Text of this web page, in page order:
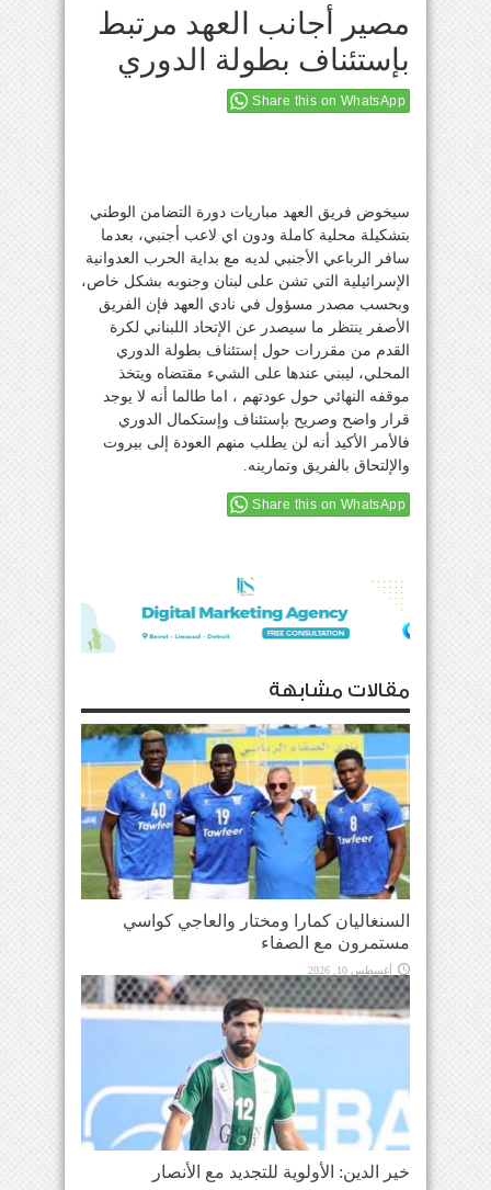
مصير أجانب العهد مرتبط
بإستئناف بطولة الدوري
Share this on WhatsApp
سيخوض فريق العهد مباريات دورة التضامن الوطني
بتشكيلة محلية كاملة ودون اي لاعب أجنبي، بعدما
سافر الرباعي الأجنبي لديه مع بداية الحرب العدوانية
الإسرائيلية التي تشن على لبنان وجنوبه بشكل خاص،
وبحسب مصدر مسؤول في نادي العهد فإن الفريق
الأصفر ينتظر ما سيصدر عن الإتحاد اللبناني لكرة
القدم من مقررات حول إستئناف بطولة الدوري
المحلي، ليبني عندها على الشيء مقتضاه ويتخذ
موقفه النهائي حول عودتهم ، اما طالما أنه لا يوجد
قرار واضح وصريح بإستئناف وإستكمال الدوري
فالأمر الأكيد أنه لن يطلب منهم العودة إلى بيروت
والإلتحاق بالفريق وتمارينه.
Share this on WhatsApp
مقالات مشابهة
السنغاليان كمارا ومختار والعاجي كواسي
مستمرون مع الصفاء
أغسطس 10, 2026
خير الدين: الأولوية للتجديد مع الأنصار